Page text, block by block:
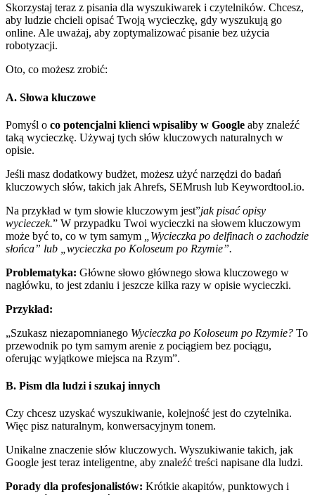
Skorzystaj teraz z pisania dla wyszukiwarek i czytelników. Chcesz,
aby ludzie chcieli opisać Twoją wycieczkę, gdy wyszukują go
online. Ale uważaj, aby zoptymalizować pisanie bez użycia
robotyzacji.
Oto, co możesz zrobić:
A. Słowa kluczowe
Pomyśl o co potencjalni klienci wpisaliby w Google aby znaleźć
taką wycieczkę. Używaj tych słów kluczowych naturalnych w
opisie.
Jeśli masz dodatkowy budżet, możesz użyć narzędzi do badań
kluczowych słów, takich jak Ahrefs, SEMrush lub Keywordtool.io.
Na przykład w tym słowie kluczowym jest”jak pisać opisy
wycieczek.” W przypadku Twoi wycieczki na słowem kluczowym
może być to, co w tym samym
„Wycieczka po delfinach o zachodzie
słońca” lub „wycieczka po Koloseum po Rzymie”.
Problematyka: Główne słowo głównego słowa kluczowego w
nagłówku, to jest zdaniu i jeszcze kilka razy w opisie wycieczki.
Przykład:
„Szukasz niezapomnianego Wycieczka po Koloseum po Rzymie? To
przewodnik po tym samym arenie z pociągiem bez pociągu,
oferując wyjątkowe miejsca na Rzym”.
B. Pism dla ludzi i szukaj innych
Czy chcesz uzyskać wyszukiwanie, kolejność jest do czytelnika.
Więc pisz naturalnym, konwersacyjnym tonem.
Unikalne znaczenie słów kluczowych. Wyszukiwanie takich, jak
Google jest teraz inteligentne, aby znaleźć treści napisane dla ludzi.
Porady dla profesjonalistów: Krótkie akapitów, punktowych i